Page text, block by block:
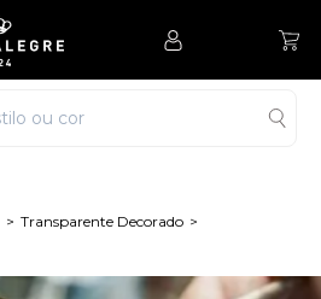
Transparente Decorado